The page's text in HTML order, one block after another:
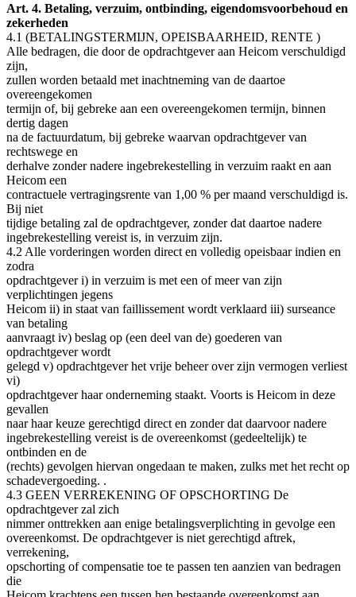
Art. 4. Betaling, verzuim, ontbinding, eigendomsvoorbehoud en
zekerheden
4.1 (BETALINGSTERMIJN, OPEISBAARHEID, RENTE )
Alle bedragen, die door de opdrachtgever aan Heicom verschuldigd
zijn,
zullen worden betaald met inachtneming van de daartoe
overeengekomen
termijn of, bij gebreke aan een overeengekomen termijn, binnen
dertig dagen
na de factuurdatum, bij gebreke waarvan opdrachtgever van
rechtswege en
derhalve zonder nadere ingebrekestelling in verzuim raakt en aan
Heicom een
contractuele vertragingsrente van 1,00 % per maand verschuldigd is.
Bij niet
tijdige betaling zal de opdrachtgever, zonder dat daartoe nadere
ingebrekestelling vereist is, in verzuim zijn.
4.2 Alle vorderingen worden direct en volledig opeisbaar indien en
zodra
opdrachtgever i) in verzuim is met een of meer van zijn
verplichtingen jegens
Heicom ii) in staat van faillissement wordt verklaard iii) surseance
van betaling
aanvraagt iv) beslag op (een deel van de) goederen van
opdrachtgever wordt
gelegd v) opdrachtgever het vrije beheer over zijn vermogen verliest
vi)
opdrachtgever haar onderneming staakt. Voorts is Heicom in deze
gevallen
naar haar keuze gerechtigd direct en zonder dat daarvoor nadere
ingebrekestelling vereist is de overeenkomst (gedeeltelijk) te
ontbinden en de
(rechts) gevolgen hiervan ongedaan te maken, zulks met het recht op
schadevergoeding. .
4.3 GEEN VERREKENING OF OPSCHORTING De
opdrachtgever zal zich
nimmer onttrekken aan enige betalingsverplichting in gevolge een
overeenkomst. De opdrachtgever is niet gerechtigd aftrek,
verrekening,
opschorting of compensatie toe te passen ten aanzien van bedragen
die